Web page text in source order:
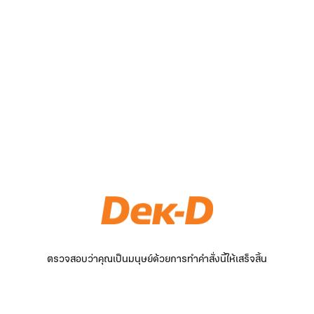
ตรวจสอบว่าคุณเป็นมนุษย์ด้วยการทำคำสั่งนี้ให้เสร็จสิ้น